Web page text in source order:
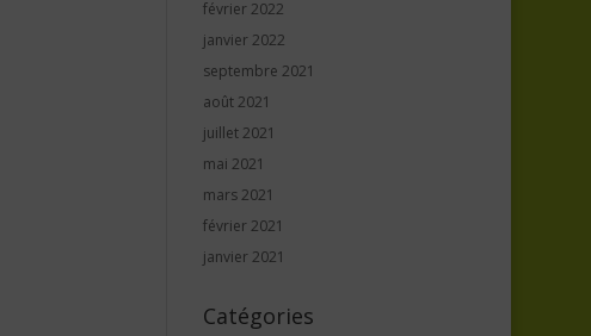
février 2022
janvier 2022
septembre 2021
août 2021
juillet 2021
mai 2021
mars 2021
février 2021
janvier 2021
Catégories